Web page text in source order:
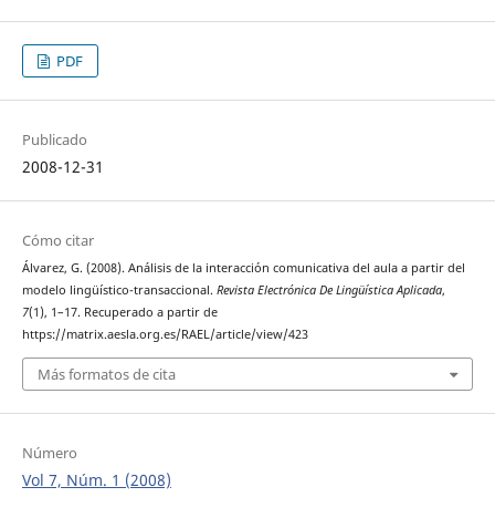
PDF
Publicado
2008-12-31
Cómo citar
Álvarez, G. (2008). Análisis de la interacción comunicativa del aula a partir del
modelo lingüístico-transaccional. Revista Electrónica De Lingüística Aplicada,
7(1), 1–17. Recuperado a partir de
https://matrix.aesla.org.es/RAEL/article/view/423
Más formatos de cita
Número
Vol 7, Núm. 1 (2008)